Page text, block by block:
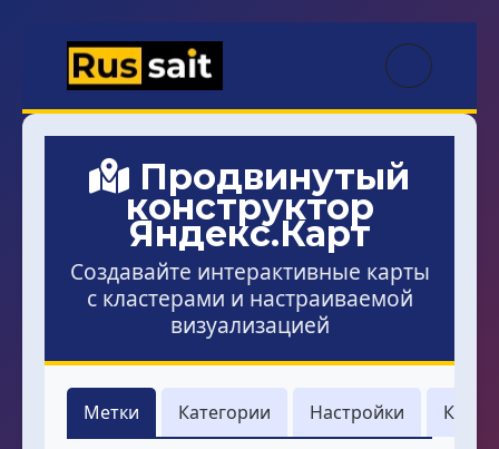
Продвинутый
конструктор
Яндекс.Карт
Создавайте интерактивные карты
с кластерами и настраиваемой
визуализацией
Метки Категории Настройки Код